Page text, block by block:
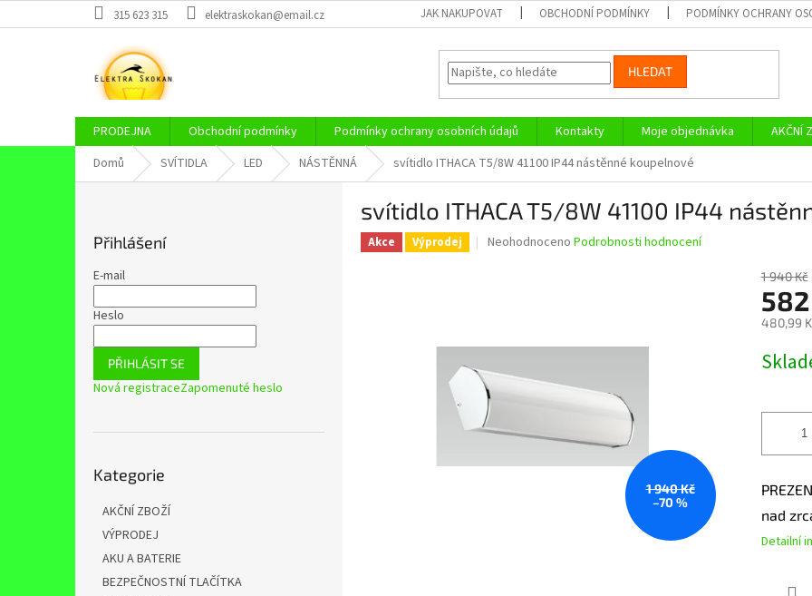
na
315 623 315 elektraskokan@email.cz JAK NAKUPOVAT OBCHODNÍ PODMÍNKY PODMÍNKY OCHRANY
HLEDAT
PRODEJNA Obchodní podmínky Podmínky ochrany osobních údajů Kontakty Moje objednávka AKČNÍ
Domů
SVÍTIDLA LED NÁSTĚNNÁ svítidlo ITHACA T5/8W 41100 IP44 nástěnné koupelnové
Přihlášení
E-mail
Heslo
PŘIHLÁSIT SE
Nová registraceZapomenuté heslo
kategorie
Kategorie
AKČNÍ ZBOŽÍ
VÝPRODEJ
AKU A BATERIE
BEZPEČNOSTNÍ TLAČÍTKA
svítidlo ITHACA T5/8W 41100 IP44
Akce Výprodej
Průměrné
5
Neohodnoceno Podrobnosti hodnocení
1 940 Kč
–70 %
1 940 Kč
480,99
cena:
nad
Detailní